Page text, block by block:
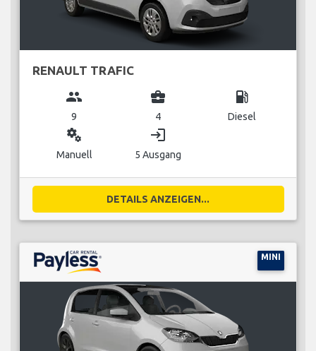
RENAULT TRAFIC
group
9
business_center
4
local_gas_station
Diesel
miscellaneous_services
Manuell
login
5 Ausgang
DETAILS ANZEIGEN...
MINI